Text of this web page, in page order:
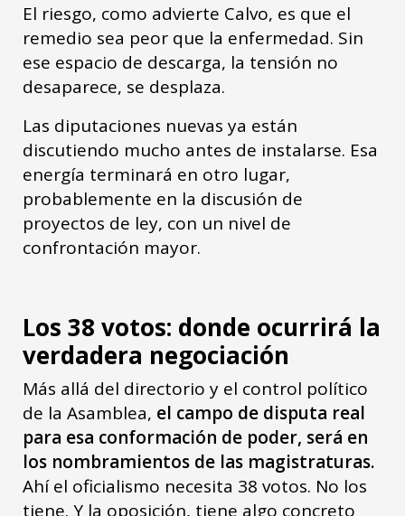
El riesgo, como advierte Calvo, es que el
remedio sea peor que la enfermedad. Sin
ese espacio de descarga, la tensión no
desaparece, se desplaza.
Las diputaciones nuevas ya están
discutiendo mucho antes de instalarse. Esa
energía terminará en otro lugar,
probablemente en la discusión de
proyectos de ley, con un nivel de
confrontación mayor.
Los 38 votos: donde ocurrirá la
verdadera negociación
Más allá del directorio y el control político
de la Asamblea, el campo de disputa real
para esa conformación de poder, será en
los nombramientos de las magistraturas.
Ahí el oficialismo necesita 38 votos. No los
tiene. Y la oposición, tiene algo concreto